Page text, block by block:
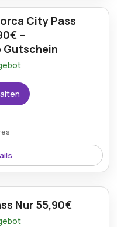
indem sie
anwenden.
City Pass
–
Gutschein
ist ab einem
den aktiven
erhältlich.
Nur 55,90€